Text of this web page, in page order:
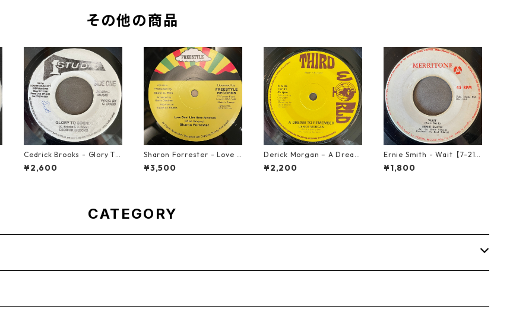
その他の商品
Cedrick Brooks - Glory To
Sounds【7-21786】
¥2,600
Sharon Forrester - Love D
on't Live Here Anymore
【12-50068】
¥3,500
Derick Morgan – A Dream
To Remember【7-21824】
¥2,200
Ernie Smith - Wait【7-219
60】
¥1,800
CATEGORY